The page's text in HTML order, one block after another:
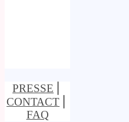
PRESSE
CONTACT
FAQ